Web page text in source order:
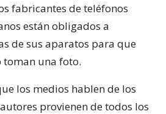
fabricantes de teléfonos
están obligados a
de sus aparatos para que
una foto.
los medios hablen de los
provienen de todos los